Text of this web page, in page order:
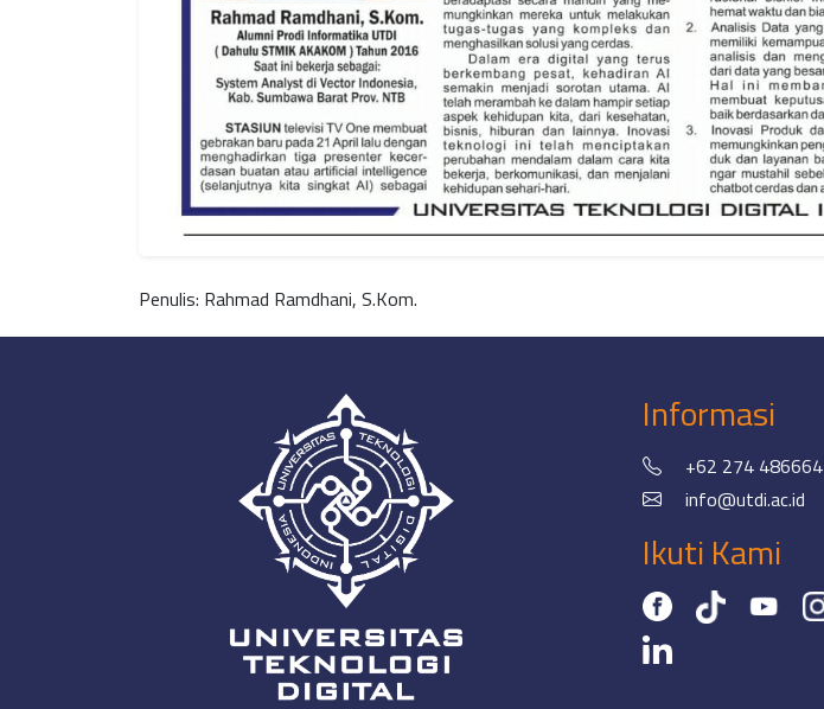
Penulis: Rahmad Ramdhani, S.Kom.
Informasi
+62 274 486664
info@utdi.ac.id
Ikuti Kami